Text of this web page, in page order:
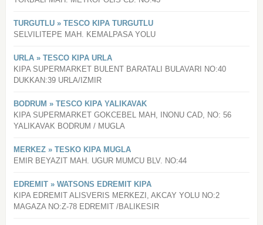
TURGUTLU » TESCO KIPA TURGUTLU
SELVILITEPE MAH. KEMALPASA YOLU
URLA » TESCO KIPA URLA
KIPA SUPERMARKET BULENT BARATALI BULAVARI NO:40
DUKKAN:39 URLA/IZMIR
BODRUM » TESCO KIPA YALIKAVAK
KIPA SUPERMARKET GOKCEBEL MAH, INONU CAD, NO: 56
YALIKAVAK BODRUM / MUGLA
MERKEZ » TESKO KIPA MUGLA
EMIR BEYAZIT MAH. UGUR MUMCU BLV. NO:44
EDREMIT » WATSONS EDREMIT KIPA
KIPA EDREMIT ALISVERIS MERKEZI, AKCAY YOLU NO:2
MAGAZA NO:Z-78 EDREMIT /BALIKESIR